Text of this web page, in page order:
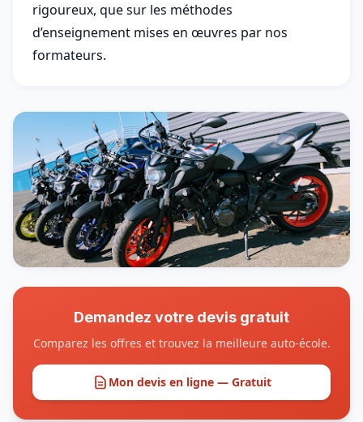
rigoureux, que sur les méthodes
d’enseignement mises en œuvres par nos
formateurs.
Demandez votre devis gratuit
Comparez les offres et trouvez la meilleure auto-école.
Mon devis en ligne — Gratuit